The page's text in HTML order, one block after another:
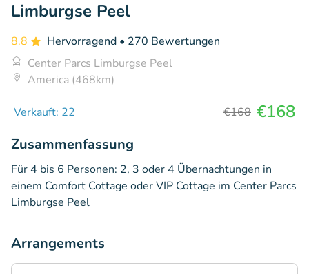
Limburgse Peel
8.8 Hervorragend • 270 Bewertungen
Center Parcs Limburgse Peel
America (468km)
Verkauft: 22 €168 €168
Zusammenfassung
Für 4 bis 6 Personen: 2, 3 oder 4 Übernachtungen in
einem Comfort Cottage oder VIP Cottage im Center Parcs
Limburgse Peel
Arrangements